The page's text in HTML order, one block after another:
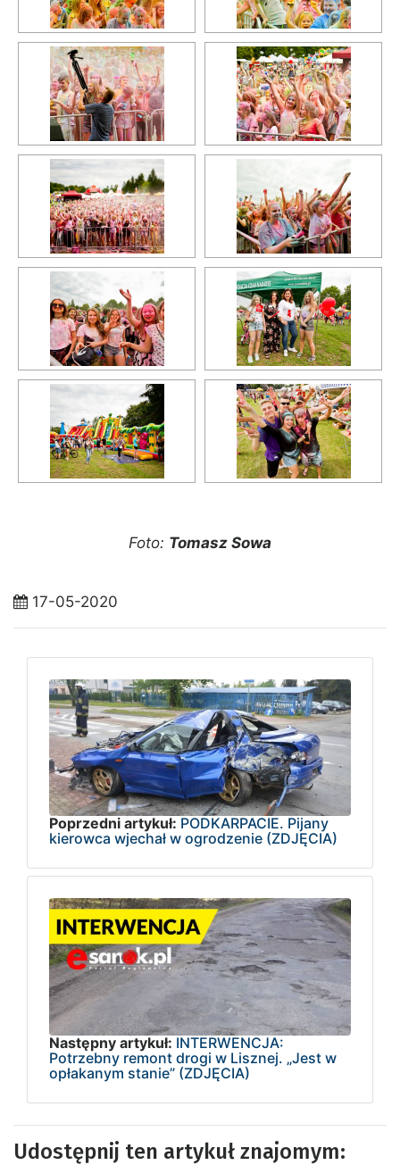
Foto: Tomasz Sowa
17-05-2020
Poprzedni artykuł: PODKARPACIE. Pijany
kierowca wjechał w ogrodzenie (ZDJĘCIA)
Następny artykuł: INTERWENCJA:
Potrzebny remont drogi w Lisznej. „Jest w
opłakanym stanie” (ZDJĘCIA)
Udostępnij ten artykuł znajomym: